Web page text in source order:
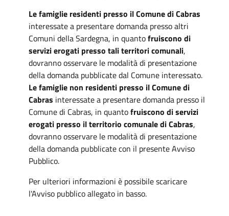
Le famiglie residenti presso il Comune di Cabras
interessate a presentare domanda presso altri
Comuni della Sardegna, in quantofruiscono di
servizi erogati presso tali territori comunali,
dovranno osservare le modalità di presentazione
della domanda pubblicate dal Comune interessato.
Le famiglie non residenti presso il Comune di
Cabras interessate a presentare domanda presso il
Comune di Cabras, in quantofruiscono di servizi
erogati presso il territorio comunale di Cabras,
dovranno osservare le modalità di presentazione
della domanda pubblicate con il presente Avviso
Pubblico.
Per ulteriori informazioni è possibile scaricare
l'Avviso pubblico allegato in basso.